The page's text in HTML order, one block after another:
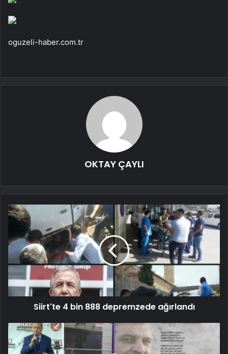
oguzeli-haber.com.tr
OKTAY ÇAYLI
Siirt'te 4 bin 888 depremzede ağırlandı